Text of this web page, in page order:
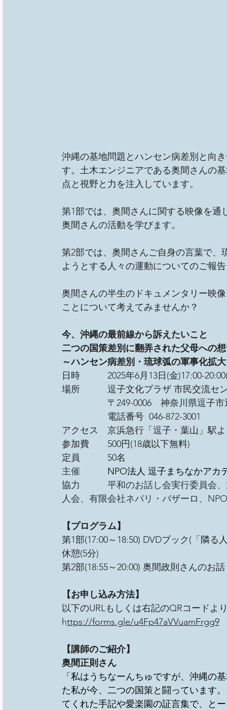
沖縄の基地問題とハンセン病差別と向
す。土木エンジニアである奥間さんの
点と視野と力を注入しています。
第1部では、奥間さんに関する映像を
奥間さんの活動を学びます。
第2部では、奥間さんご自身の言葉で
ようとする人々の運動についてのご報
奥間さんの半生のドキュメンタリー映
ことについて考えてみませんか？
今、沖縄の最前線から訴えたいこと
二つの国策差別に翻弄された父母への
～ハンセン病差別・琉球弧の軍事化拡
日時　　　2025年6月13日(金)17:00-
場所　　　逗子文化プラザ 市民交流セ
〒249-0006　神奈川県逗子市
電話番号  046-872-3001
アクセス　京浜急行「逗子・葉山」駅
参加費　　500円(18歳以下無料)
定員　　　50名
主催 NPO法人 逗子まちなかアカ
協力　　　平和のお話し会実行委員会
人会、有限会社ネパリ・バザーロ、
【プログラム】
第1部(17:00～18:50) DVDブック(「隣る
休憩(5分)
第2部(18:55～20:00) 奥間政則さんのお
【お申し込み方法】
以下のURLもしくは右記のQRコードよ
https://forms.gle/u4Fp47aVVuamFrgg9
【講師のご紹介】
奥間正則さん
「私はうちなーんちゅですが、沖縄の
た私が今、二つの国策と闘っています
てくれた手記や愛楽園の証言集で、と